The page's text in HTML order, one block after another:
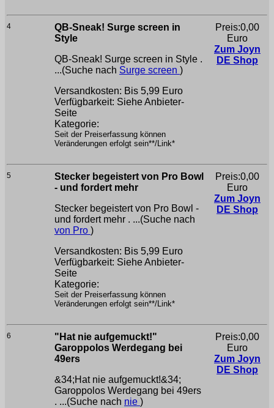
4
QB-Sneak! Surge screen in
Style
QB-Sneak! Surge screen in Style .
...(Suche nach Surge screen )
Versandkosten: Bis 5,99 Euro
Verfügbarkeit: Siehe Anbieter-
Seite
Kategorie:
Seit der Preiserfassung können
Veränderungen erfolgt sein**/Link*
Preis:0,00
Euro
Zum Joyn
DE Shop
5
Stecker begeistert von Pro Bowl
- und fordert mehr
Stecker begeistert von Pro Bowl -
und fordert mehr . ...(Suche nach
von Pro )
Versandkosten: Bis 5,99 Euro
Verfügbarkeit: Siehe Anbieter-
Seite
Kategorie:
Seit der Preiserfassung können
Veränderungen erfolgt sein**/Link*
Preis:0,00
Euro
Zum Joyn
DE Shop
6
"Hat nie aufgemuckt!"
Garoppolos Werdegang bei
49ers
&34;Hat nie aufgemuckt!&34;
Garoppolos Werdegang bei 49ers
. ...(Suche nach nie )
Preis:0,00
Euro
Zum Joyn
DE Shop